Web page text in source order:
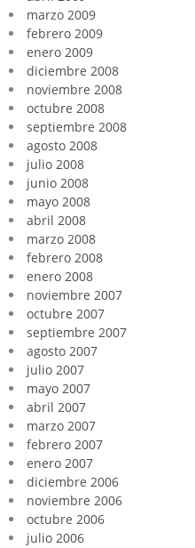
marzo 2009
febrero 2009
enero 2009
diciembre 2008
noviembre 2008
octubre 2008
septiembre 2008
agosto 2008
julio 2008
junio 2008
mayo 2008
abril 2008
marzo 2008
febrero 2008
enero 2008
noviembre 2007
octubre 2007
septiembre 2007
agosto 2007
julio 2007
mayo 2007
abril 2007
marzo 2007
febrero 2007
enero 2007
diciembre 2006
noviembre 2006
octubre 2006
julio 2006